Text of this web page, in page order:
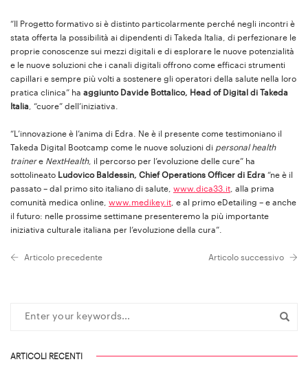
“Il Progetto formativo si è distinto particolarmente perché negli incontri è
stata offerta la possibilità ai dipendenti di Takeda Italia, di perfezionare le
proprie conoscenze sui mezzi digitali e di esplorare le nuove potenzialità
e le nuove soluzioni che i canali digitali offrono come efficaci strumenti
capillari e sempre più volti a sostenere gli operatori della salute nella loro
pratica clinica” ha aggiunto Davide Bottalico, Head of Digital di Takeda
Italia , “cuore” dell’iniziativa.
“L’innovazione è l’anima di Edra. Ne è il presente come testimoniano il
Takeda Digital Bootcamp come le nuove soluzioni di personal health
trainere NextHealth, il percorso per l’evoluzione delle cure” ha
sottolineato Ludovico Baldessin, Chief Operations Officer di Edra “ne è il
passato – dal primo sito italiano di salute, www.dica33.it , alla prima
comunità medica online, www.medikey.it , e al primo eDetailing – e anche
il futuro: nelle prossime settimane presenteremo la più importante
iniziativa culturale italiana per l’evoluzione della cura”.
Articolo precedente Articolo successivo
ARTICOLI RECENTI